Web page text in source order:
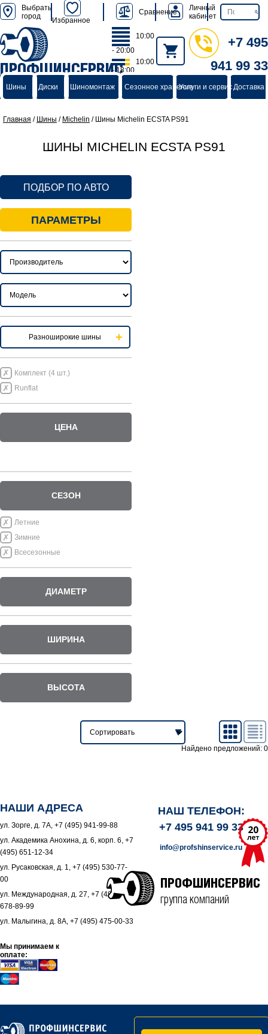
Выбрать
город
Избранное
Сравнение
Личный
кабинет
ПРОФШИНСЕРВИС
группа компаний
10:00
- 20:00
10:00
- 18:00
+7 495
941 99 33
Шины Диски Шиномонтаж Сезонное хранениеУслуги и сервисДоставка
Главная / Шины / Michelin / Шины Michelin ECSTA PS91
ШИНЫ MICHELIN ECSTA PS91
ПОДБОР ПО АВТО
ПАРАМЕТРЫ
Разноширокие шины
Комплект (4 шт.)
Runflat
ЦЕНА
СЕЗОН
Летние
Зимние
Всесезонные
ДИАМЕТР
ШИРИНА
ВЫСОТА
Найдено предложений: 0
НАШИ АДРЕСА
ул. Зорге, д. 7А, +7 (495) 941-99-88
ул. Академика Анохина, д. 6, корп. 6, +7
(495) 651-12-34
ул. Русаковская, д. 1, +7 (495) 530-77-
00
ул. Международная, д. 27, +7 (495)
678-89-99
ул. Малыгина, д. 8А, +7 (495) 475-00-33
Мы принимаем к
оплате:
НАШ ТЕЛЕФОН:
+7 495 941 99 33
info@profshinservice.ru
ПРОФШИНСЕРВИС
группа компаний